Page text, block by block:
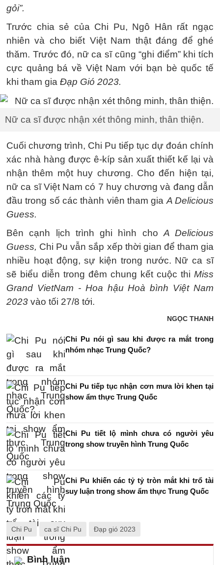
gỏi”.
Trước chia sẻ của Chi Pu, Ngô Hân rất ngạc
nhiên và cho biết Việt Nam thật đáng để ghé
thăm. Trước đó, nữ ca sĩ cũng “ghi điểm” khi tích
cực quảng bá về Việt Nam với bạn bè quốc tế
khi tham gia Đạp Gió 2023.
Nữ ca sĩ được nhận xét thông minh, thân thiện.
Cuối chương trình, Chi Pu tiếp tục dự đoán chính
xác nhà hàng được ê-kíp sản xuất thiết kế lại và
nhận thêm một huy chương. Cho đến hiện tại,
nữ ca sĩ Việt Nam có 7 huy chương và đang dẫn
đầu trong số các thành viên tham gia A Delicious
Guess.
Bên cạnh lịch trình ghi hình cho A Delicious
Guess, Chi Pu vẫn sắp xếp thời gian để tham gia
nhiều hoạt động, sự kiện trong nước. Nữ ca sĩ
sẽ biểu diễn trong đêm chung kết cuộc thi Miss
Grand VietNam - Hoa hậu Hoà bình Việt Nam
2023 vào tối 27/8 tới.
NGỌC THANH
Chi Pu nói gì sau khi được ra mắt trong
nhóm nhạc Trung Quốc?
Chi Pu tiếp tục nhận cơn mưa lời khen tại
show ẩm thực Trung Quốc
Chi Pu tiết lộ mình chưa có người yêu
trong show truyền hình Trung Quốc
Chi Pu khiến các tỷ tỷ tròn mắt khi trổ tài
suy luận trong show ẩm thực Trung Quốc
Chi Pu ca sĩ Chi Pu Đạp gió 2023
Bình luận